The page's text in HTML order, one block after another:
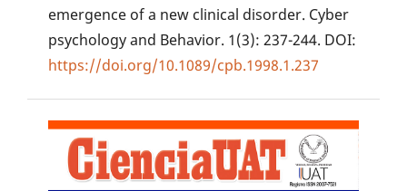
emergence of a new clinical disorder. Cyber
psychology and Behavior. 1(3): 237-244. DOI:
https://doi.org/10.1089/cpb.1998.1.237